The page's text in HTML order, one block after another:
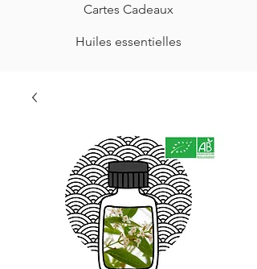
Cartes Cadeaux
Huiles essentielles